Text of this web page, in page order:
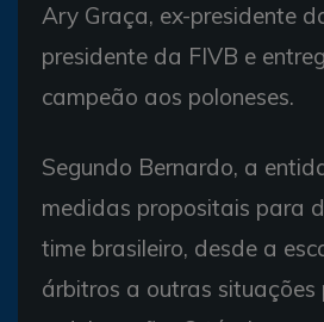
Ary Graça, ex-presidente
presidente da FIVB e
campeão aos poloneses.
Segundo Bernardo, a
medidas propositais para
time brasileiro, desde a
árbitros a outras